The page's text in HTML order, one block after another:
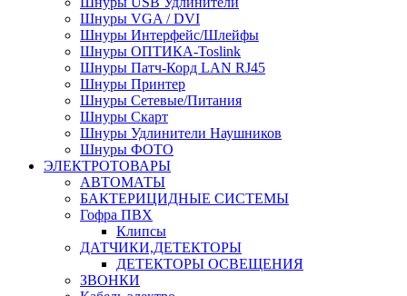
Шнуры VGA / DVI
Шнуры Интерфейс/Шлейфы
Шнуры ОПТИКА-Toslink
Шнуры Патч-Корд LAN RJ45
Шнуры Принтер
Шнуры Сетевые/Питания
Шнуры Скарт
Шнуры Удлинители Наушников
Шнуры ФОТО
ЭЛЕКТРОТОВАРЫ
АВТОМАТЫ
БАКТЕРИЦИДНЫЕ СИСТЕМЫ
Гофра ПВХ
Клипсы
ДАТЧИКИ,ДЕТЕКТОРЫ
ДЕТЕКТОРЫ ОСВЕЩЕНИЯ
ЗВОНКИ